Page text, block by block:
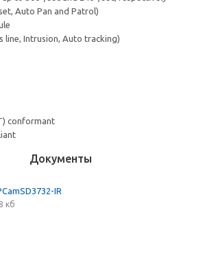
Auto Pan and Patrol)
line, Intrusion, Auto tracking)
conformant
Документы
IR
кб